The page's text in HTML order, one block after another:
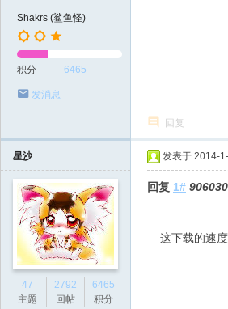
Shakrs (鲨鱼怪)
积分 6465
发消息
回复
星沙
47
主题
2792
回帖
6465
积分
发表于 2014-
回复 1#
这下载的速度